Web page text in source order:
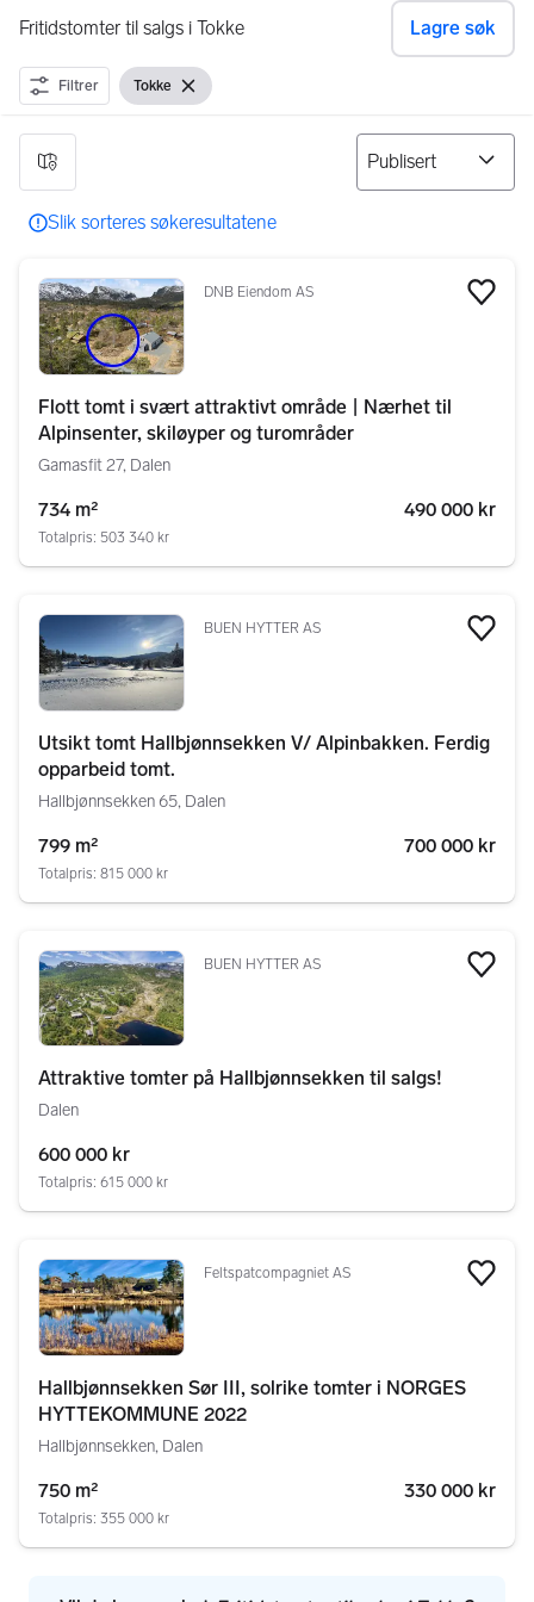
Fritidstomter til salgs i Tokke
Lagre søk
Filtrer Vis filter
Tokke Fjern filter
4 resultater
Slik sorteres søkeresultatene
DNB Eiendom AS
Flott tomt i svært attraktivt område | Nærhet til
Alpinsenter, skiløyper og turområder
Gamasfit 27, Dalen
734 m² 490 000 kr
Totalpris: 503 340 kr
BUEN HYTTER AS
Utsikt tomt Hallbjønnsekken V/ Alpinbakken. Ferdig
opparbeid tomt.
Hallbjønnsekken 65, Dalen
799 m² 700 000 kr
Totalpris: 815 000 kr
BUEN HYTTER AS
Attraktive tomter på Hallbjønnsekken til salgs!
Dalen
600 000 kr
Totalpris: 615 000 kr
Feltspatcompagniet AS
Hallbjønnsekken Sør III, solrike tomter i NORGES
HYTTEKOMMUNE 2022
Hallbjønnsekken, Dalen
750 m² 330 000 kr
Totalpris: 355 000 kr